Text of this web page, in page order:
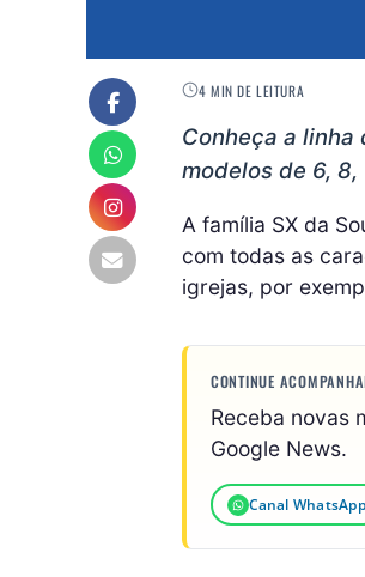
4 MIN DE LEITURA
Conheça a linha
modelos de 6, 8,
A família SX da
com todas as
igrejas, por
CONTINUE
Receba novas
Google News.
Canal WhatsApp